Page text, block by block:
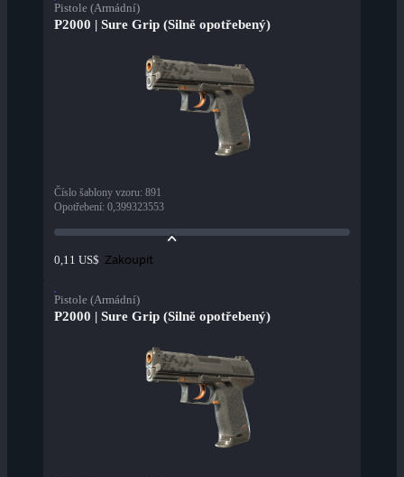
Pistole (Armádní)
P2000 | Sure Grip (Silně opotřebený)
Číslo šablony vzoru: 891
Opotřebení: 0,399323553
0,11 US$ Zakoupit
Pistole (Armádní)
P2000 | Sure Grip (Silně opotřebený)